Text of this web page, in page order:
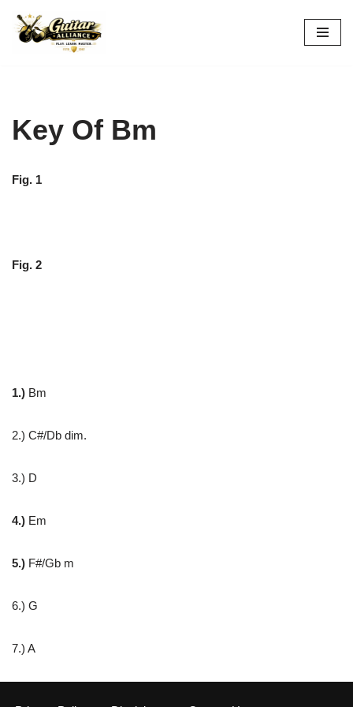
Skip
Key Of Bm
Fig. 1
Fig. 2
1.) Bm
2.) C#/Db dim.
3.) D
4.) Em
5.) F#/Gb m
6.) G
7.) A